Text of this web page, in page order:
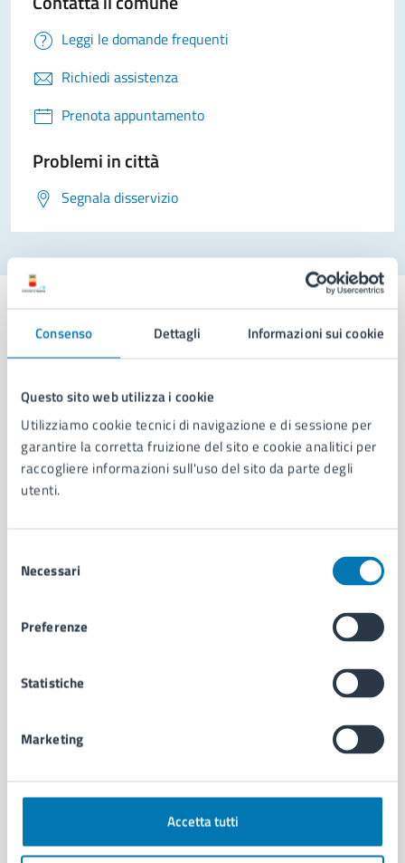
Consenso Dettagli Informazioni sui cookie
Questo sito web utilizza i cookie
Utilizziamo cookie tecnici di navigazione e di sessione per
garantire la corretta fruizione del sito e cookie analitici per
raccogliere informazioni sull'uso del sito da parte degli
utenti.
delNecessari
Preferenze
Statistiche
Marketing
Accetta tutti
Leggi le domande frequenti
Richiedi assistenza
Prenota appuntamento
Problemi in città
Segnala disservizio
AMMINISTRAZIONE
Aree amministrative
Organi di governo
Municipalità
Politici
Intranet, posta aziendale e protocollo
CATEGORIE DI SERVIZIO
Anagrafe e stato civile
Giustizia e sicurezza pubblica